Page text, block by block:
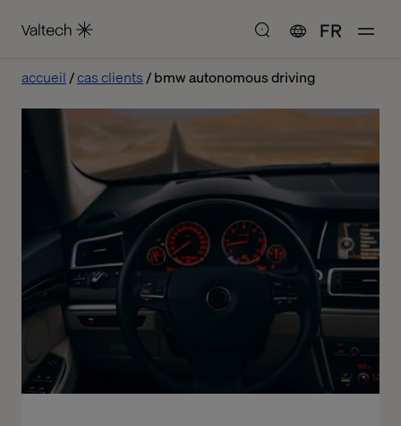
FR
accueil cas clients bmw autonomous driving